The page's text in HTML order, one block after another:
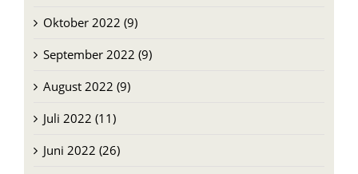
September 2022 (9)
August 2022 (9)
Juli 2022 (11)
Juni 2022 (26)
Mai 2022 (13)